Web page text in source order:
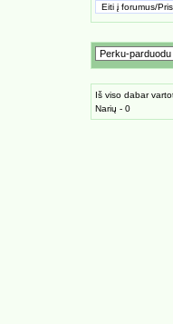
Iš viso dabar
Narių - 0